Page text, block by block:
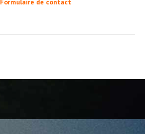
Formulaire de contact